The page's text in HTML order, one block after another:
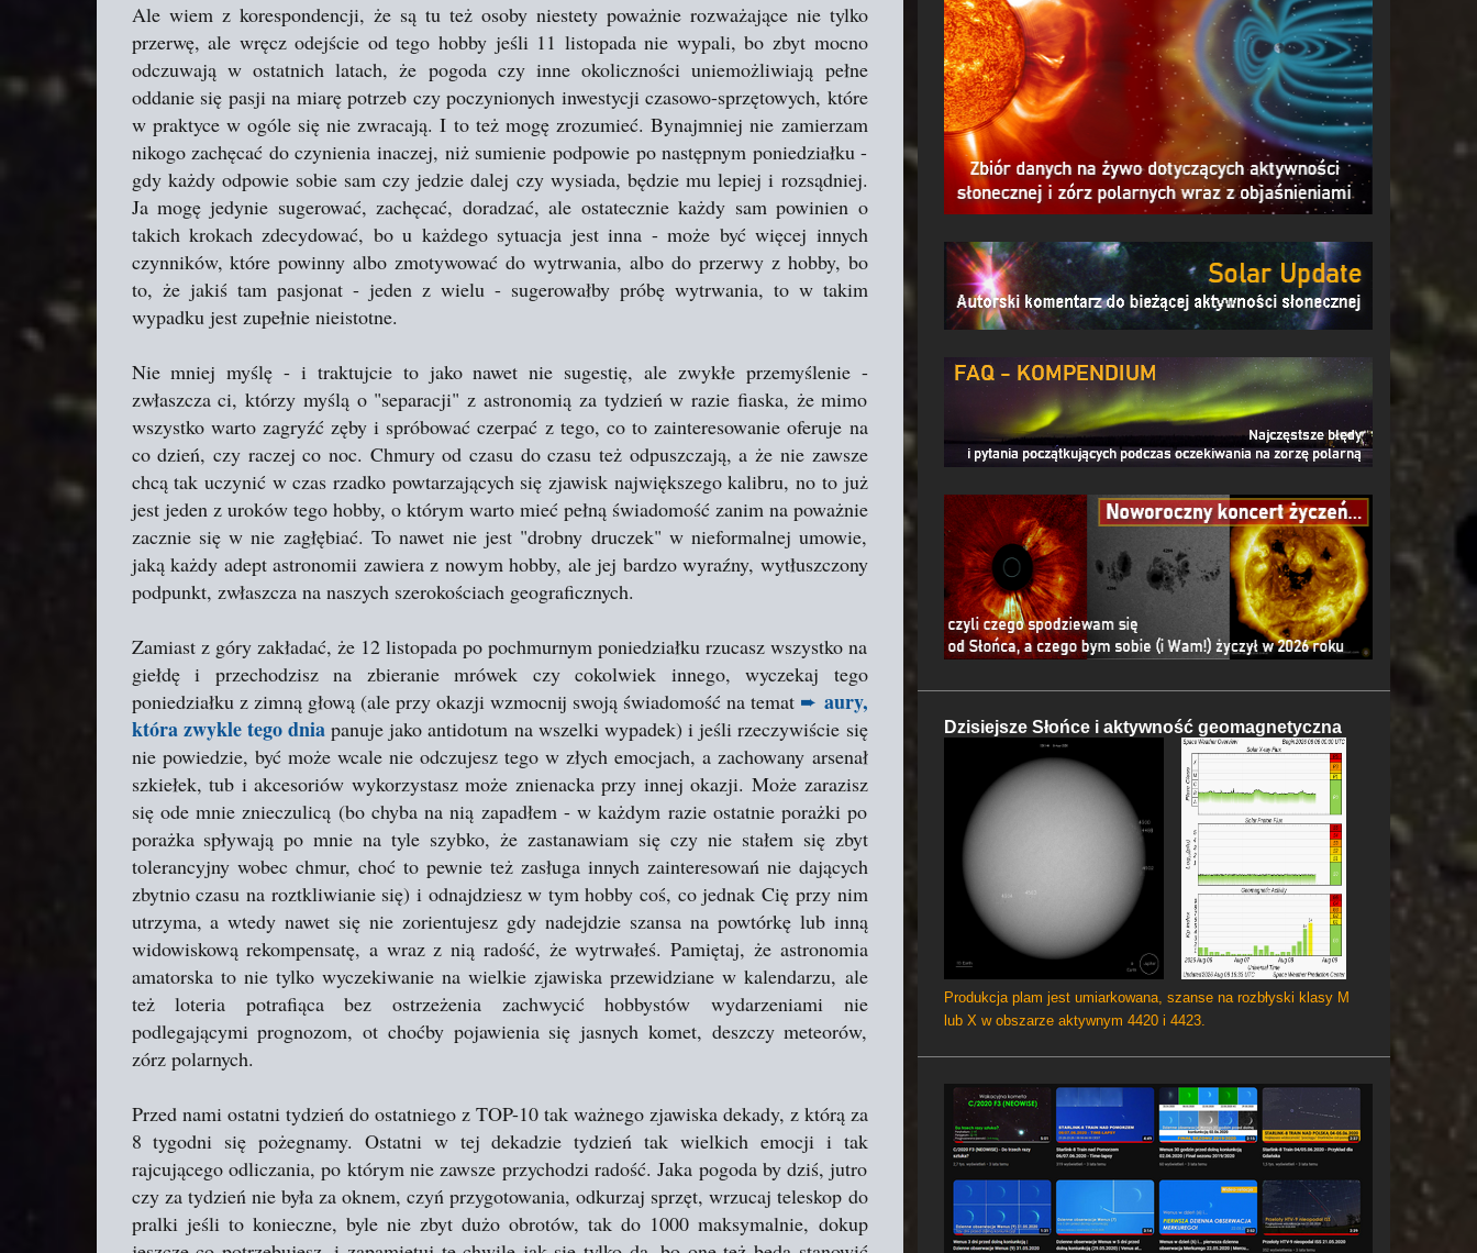
Ale wiem z korespondencji, że są tu też osoby niestety poważnie rozważające nie tylko
przerwę, ale wręcz odejście od tego hobby jeśli 11 listopada nie wypali, bo zbyt mocno
odczuwają w ostatnich latach, że pogoda czy inne okoliczności uniemożliwiają pełne
oddanie się pasji na miarę potrzeb czy poczynionych inwestycji czasowo-sprzętowych, które
w praktyce w ogóle się nie zwracają. I to też mogę zrozumieć. Bynajmniej nie zamierzam
nikogo zachęcać do czynienia inaczej, niż sumienie podpowie po następnym poniedziałku -
gdy każdy odpowie sobie sam czy jedzie dalej czy wysiada, będzie mu lepiej i rozsądniej.
Ja mogę jedynie sugerować, zachęcać, doradzać, ale ostatecznie każdy sam powinien o
takich krokach zdecydować, bo u każdego sytuacja jest inna - może być więcej innych
czynników, które powinny albo zmotywować do wytrwania, albo do przerwy z hobby, bo
to, że jakiś tam pasjonat - jeden z wielu - sugerowałby próbę wytrwania, to w takim
wypadku jest zupełnie nieistotne.
Nie mniej myślę - i traktujcie to jako nawet nie sugestię, ale zwykłe przemyślenie -
zwłaszcza ci, którzy myślą o "separacji" z astronomią za tydzień w razie fiaska, że mimo
wszystko warto zagryźć zęby i spróbować czerpać z tego, co to zainteresowanie oferuje na
co dzień, czy raczej co noc. Chmury od czasu do czasu też odpuszczają, a że nie zawsze
chcą tak uczynić w czas rzadko powtarzających się zjawisk największego kalibru, no to już
jest jeden z uroków tego hobby, o którym warto mieć pełną świadomość zanim na poważnie
zacznie się w nie zagłębiać. To nawet nie jest "drobny druczek" w nieformalnej umowie,
jaką każdy adept astronomii zawiera z nowym hobby, ale jej bardzo wyraźny, wytłuszczony
podpunkt, zwłaszcza na naszych szerokościach geograficznych.
Zamiast z góry zakładać, że 12 listopada po pochmurnym poniedziałku rzucasz wszystko na
giełdę i przechodzisz na zbieranie mrówek czy cokolwiek innego, wyczekaj tego
poniedziałku z zimną głową (ale przy okazji wzmocnij swoją świadomość na temat ➨ aury,
która zwykle tego dniapanuje jako antidotum na wszelki wypadek) i jeśli rzeczywiście się
nie powiedzie, być może wcale nie odczujesz tego w złych emocjach, a zachowany arsenał
szkiełek, tub i akcesoriów wykorzystasz może znienacka przy innej okazji. Może zarazisz
się ode mnie znieczulicą (bo chyba na nią zapadłem - w każdym razie ostatnie porażki po
porażka spływają po mnie na tyle szybko, że zastanawiam się czy nie stałem się zbyt
tolerancyjny wobec chmur, choć to pewnie też zasługa innych zainteresowań nie dających
zbytnio czasu na roztkliwianie się) i odnajdziesz w tym hobby coś, co jednak Cię przy nim
utrzyma, a wtedy nawet się nie zorientujesz gdy nadejdzie szansa na powtórkę lub inną
widowiskową rekompensatę, a wraz z nią radość, że wytrwałeś. Pamiętaj, że astronomia
amatorska to nie tylko wyczekiwanie na wielkie zjawiska przewidziane w kalendarzu, ale
też loteria potrafiąca bez ostrzeżenia zachwycić hobbystów wydarzeniami nie
podlegającymi prognozom, ot choćby pojawienia się jasnych komet, deszczy meteorów,
zórz polarnych.
Przed nami ostatni tydzień do ostatniego z TOP-10 tak ważnego zjawiska dekady, z którą za
8 tygodni się pożegnamy. Ostatni w tej dekadzie tydzień tak wielkich emocji i tak
rajcującego odliczania, po którym nie zawsze przychodzi radość. Jaka pogoda by dziś, jutro
czy za tydzień nie była za oknem, czyń przygotowania, odkurzaj sprzęt, wrzucaj teleskop do
pralki jeśli to konieczne, byle nie zbyt dużo obrotów, tak do 1000 maksymalnie, dokup
Dzisiejsze Słońce i aktywność geomagnetyczna
Produkcja plam jest umiarkowana, szanse na rozbłyski klasy M
lub X w obszarze aktywnym 4420 i 4423.